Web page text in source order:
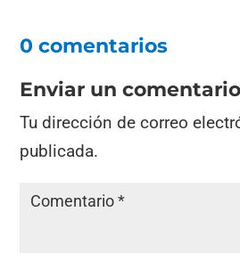
0 comentarios
Enviar un comentario
Tu dirección de correo
publicada.